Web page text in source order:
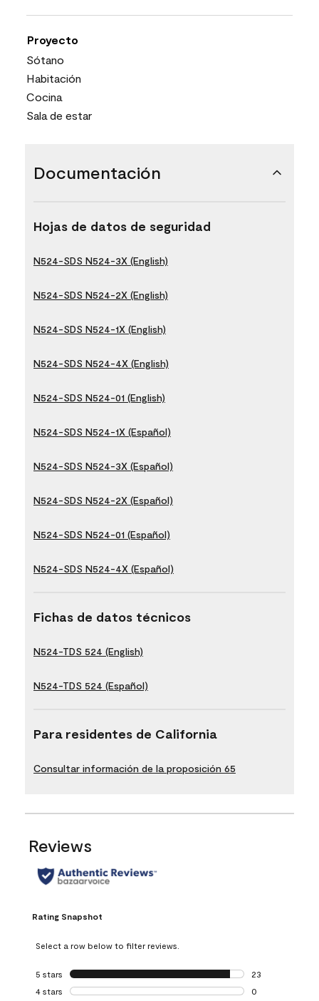
Proyecto
Sótano
Habitación
Cocina
Sala de estar
Documentación
Hojas de datos de seguridad
N524-SDS N524-3X (English)
N524-SDS N524-2X (English)
N524-SDS N524-1X (English)
N524-SDS N524-4X (English)
N524-SDS N524-01 (English)
N524-SDS N524-1X (Español)
N524-SDS N524-3X (Español)
N524-SDS N524-2X (Español)
N524-SDS N524-01 (Español)
N524-SDS N524-4X (Español)
Fichas de datos técnicos
N524-TDS 524 (English)
N524-TDS 524 (Español)
Para residentes de California
Consultar información de la proposición 65
Reviews
Rating Snapshot
Select a row below to filter reviews.
5 stars stars
23
23 reviews with
4 stars stars
0